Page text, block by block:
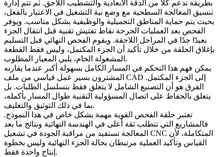
بطريقة تدعم كلًا من الدقة الأبعادية والتشطيب اللاحق. ثم تتم إدارة
تنسيق المعالجة السطحية مع وضع نية التشغيل في الاعتبار بالفعل،
بحيث يتم حماية المناطق التجميلية والوظيفية بشكل مناسب. ويوفر
الفحص بعد العمليات الحرجة نقاط تفتيش تقنية قبل انتقال الجزء
بعيدًا جدًا في المراحل اللاحقة. ويقوم الفحص النهائي قبل التسليم
بإغلاق الحلقة من خلال تأكيد أن الجزء المكتمل، وليس فقط القطعة
المشغولة الخام، يلبي المعيار المطلوب.
يمكن فهم هذا التحكم في المسار الكامل بسهولة أكبر عندما يقارنه
المشترون بسير عمل قياسي
من ملف CAD إلى الجزء المكتمل.
الفرق هو أن التصنيع الشامل لا يتعلق فقط بتسلسل الطلبات. بل
يتعلق بالحفاظ على اتصال المسؤولية التقنية طوال المسار بأكمله،
بما في ذلك التوثيق والتغليف.
تعتبر حلقة الفحص القوية مهمة بشكل خاص في هذا النموذج.
فالمشاريع التي تتطلب ثقة أعلى في الهندسة النهائية ونتائج ما بعد
المعالجة تستفيد من مراقبة الجودة في تشغيل CNC
القياس وتأكيد العملية مرتبطان بحالة الجزء النهائية وليس بخطوة
إنتاج واحدة فقط.